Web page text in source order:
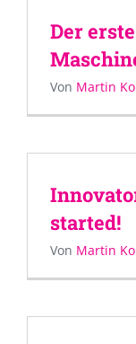
Der
Von Martin
started!
Von Martin